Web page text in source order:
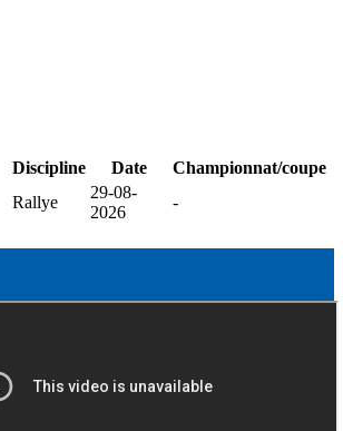
Discipline Date
Championnat/coupe
Rallye
29-08-
2026
-